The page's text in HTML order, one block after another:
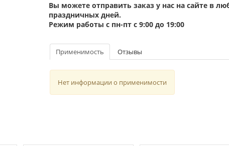
Вы можете отправить заказ у нас на сайте в
праздничных дней.
Режим работы с пн-пт с 9:00 до 19:00
Применимость Отзывы
Нет информации о применимости